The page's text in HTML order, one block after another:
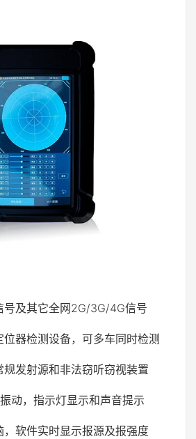
号及其它全网2G/3G/4G信号
位器检测设备，可多车同时检测
发射源和非法窃听窃视装置
动，指示灯显示和声音提示
，软件实时显示报源及报强度